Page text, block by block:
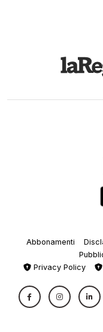
Abbonamenti
Privacy Policy